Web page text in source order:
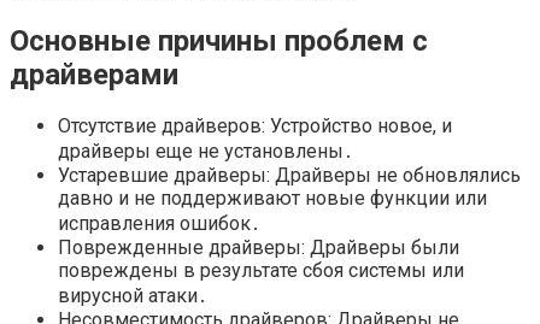
Основные причины проблем с
драйверами
Отсутствие драйверов: Устройство новое, и
драйверы еще не установлены․
Устаревшие драйверы: Драйверы не обновлялись
давно и не поддерживают новые функции или
исправления ошибок․
Поврежденные драйверы: Драйверы были
повреждены в результате сбоя системы или
вирусной атаки․